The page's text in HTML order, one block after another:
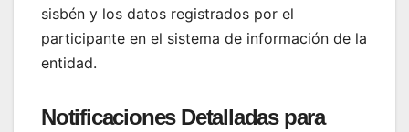
sisbén y los datos registrados por el
participante en el sistema de información de la
entidad.
Notificaciones Detalladas para